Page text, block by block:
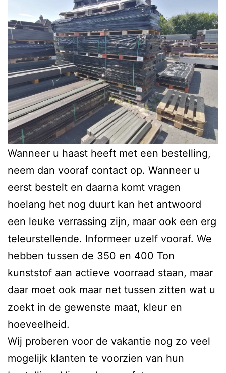
Wanneer u haast heeft met een bestelling,
neem dan vooraf contact op. Wanneer u
eerst bestelt en daarna komt vragen
hoelang het nog duurt kan het antwoord
een leuke verrassing zijn, maar ook een erg
teleurstellende. Informeer uzelf vooraf. We
hebben tussen de 350 en 400 Ton
kunststof aan actieve voorraad staan, maar
daar moet ook maar net tussen zitten wat u
zoekt in de gewenste maat, kleur en
hoeveelheid.
Wij proberen voor de vakantie nog zo veel
mogelijk klanten te voorzien van hun